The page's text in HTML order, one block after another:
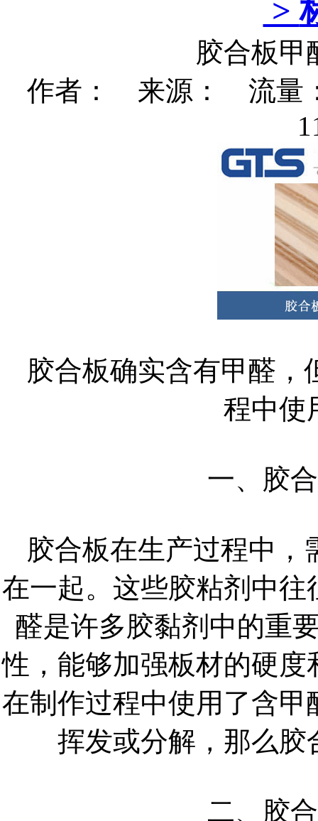
>
胶合板甲
作者： 来源： 流量
胶合板确实含有甲醛，
程中使
一、胶
胶合板在生产过程中，
在一起。这些胶粘剂中
醛是许多胶黏剂中的重
性，能够加强板材的硬
在制作过程中使用了含
挥发或分解，那么
二、胶